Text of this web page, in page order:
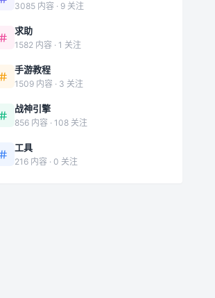
3085 内容 · 9 关注
求助
1582 内容 · 1 关注
手游教程
1509 内容 · 3 关注
战神引擎
856 内容 · 108 关注
工具
216 内容 · 0 关注